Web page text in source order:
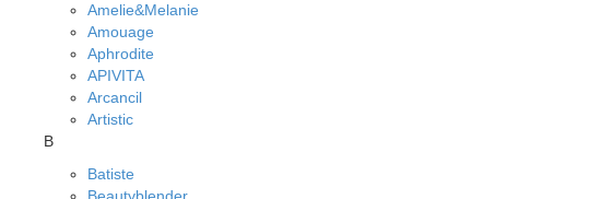
Amelie&Melanie
Amouage
Aphrodite
APIVITA
Arcancil
Artistic
B
Batiste